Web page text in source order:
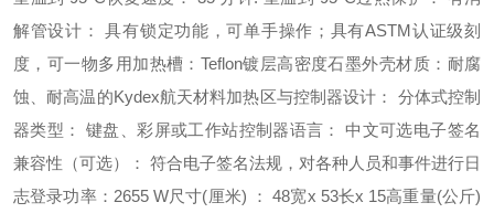
解管设计：
具有锁定功能，可单手操作；具有ASTM认证级刻
度，可一物多用加热槽： Teflon镀层高密度石墨外壳材质：耐腐
蚀、耐高温的Kydex航天材料加热区与控制器设计： 分体式控制
器类型：
键盘、彩屏或工作站控制器语言： 中文可选电子签名
兼容性（可选）： 符合电子签名法规，对各种人员和事件进行日
志登录功率： 2655 W尺寸(厘米) ：48宽x 53长x 15高重量(公斤)